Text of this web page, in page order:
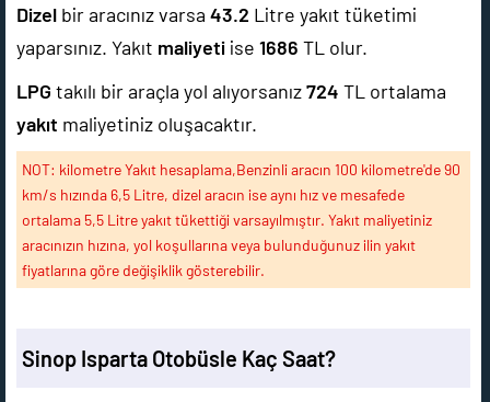
Dizel bir aracınız varsa 43.2 Litre yakıt tüketimi
yaparsınız. Yakıt maliyeti ise 1686 TL olur.
LPG takılı bir araçla yol alıyorsanız724 TL ortalama
yakıt maliyetiniz oluşacaktır.
NOT: kilometre Yakıt hesaplama,Benzinli aracın 100 kilometre'de 90
km/s hızında 6,5 Litre, dizel aracın ise aynı hız ve mesafede
ortalama 5,5 Litre yakıt tükettiği varsayılmıştır. Yakıt maliyetiniz
aracınızın hızına, yol koşullarına veya bulunduğunuz ilin yakıt
fiyatlarına göre değişiklik gösterebilir.
Sinop Isparta Otobüsle Kaç Saat?